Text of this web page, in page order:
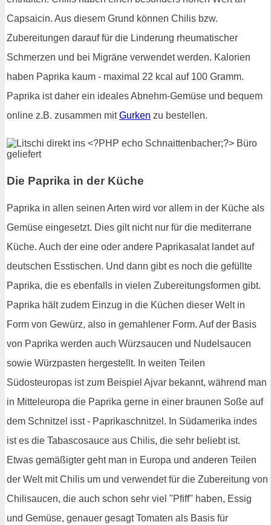
Capsaicin. Aus diesem Grund können Chilis bzw.
Zubereitungen darauf für die Linderung rheumatischer
Schmerzen und bei Migräne verwendet werden. Kalorien
haben Paprika kaum - maximal 22 kcal auf 100 Gramm.
Paprika ist daher ein ideales Abnehm-Gemüse und bequem
online z.B. zusammen mitGurken zu bestellen.
Die Paprika in der Küche
Paprika in allen seinen Arten wird vor allem in der Küche als
Gemüse eingesetzt. Dies gilt nicht nur für die mediterrane
Küche. Auch der eine oder andere Paprikasalat landet auf
deutschen Esstischen. Und dann gibt es noch die gefüllte
Paprika, die es ebenfalls in vielen Zubereitungsformen gibt.
Paprika hält zudem Einzug in die Küchen dieser Welt in
Form von Gewürz, also in gemahlener Form. Auf der Basis
von Paprika werden auch Würzsaucen und Nudelsaucen
sowie Würzpasten hergestellt. In weiten Teilen
Südosteuropas ist zum Beispiel Ajvar bekannt, während man
in Mitteleuropa die Paprika gerne in einer braunen Soße auf
dem Schnitzel isst - Paprikaschnitzel. In Südamerika indes
ist es die Tabascosauce aus Chilis, die sehr beliebt ist.
Etwas gemäßigter geht man in Europa und anderen Teilen
der Welt mit Chilis um und verwendet für die Zubereitung von
Chilisaucen, die auch schon sehr viel "Pfiff" haben, Essig
und Gemüse, genauer gesagt Tomaten als Basis für